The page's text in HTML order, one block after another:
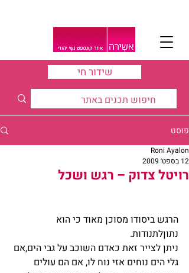
שידור חי
פוסט
רויטל צדוק – רגש ושכל
Roni Ayalon
12 בספט׳ 2009
הרגש ביסודו מסוכן מאוד כי הוא
נתוןלתנודות.
ניתן לצייר זאת כאדם השוכב על גבי הים,אם
גלי הים נוחים אזי נוח לו, אם הם עולים